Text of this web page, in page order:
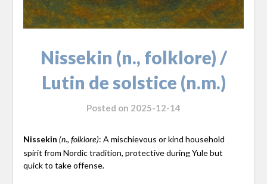
Nissekin (n., folklore) /
Lutin de solstice (n.m.)
Posted on 2025-12-14
Nissekin (n., folklore): A mischievous or kind household
spirit from Nordic tradition, protective during Yule but
quick to take offense.